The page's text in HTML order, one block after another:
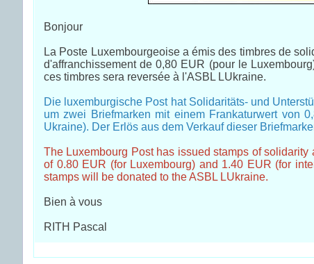
Bonjour
La Poste Luxembourgeoise a émis des timbres de
d'affranchissement de 0,80 EUR (pour le
ces timbres sera reversée à l'ASBL LUkraine.
Die luxemburgische Post hat Solidaritäts- und
um zwei Briefmarken mit einem Frankaturwert von
Ukraine). Der Erlös aus dem Verkauf dieser
The Luxembourg Post has issued stamps of
of 0.80 EUR (for Luxembourg) and 1.40 EUR (for
stamps will be donated to the ASBL LUkraine.
Bien à vous
RITH Pascal